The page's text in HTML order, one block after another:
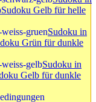
Sudoku Gelb für helle
Sudoku in
Grün für dunkle
Sudoku in
Gelb für dunkle